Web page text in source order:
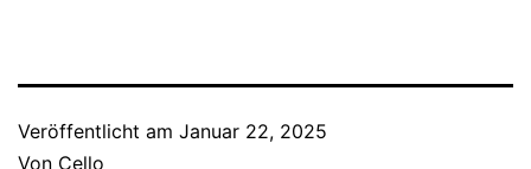
Veröffentlicht am Januar 22, 2025
Von Cello